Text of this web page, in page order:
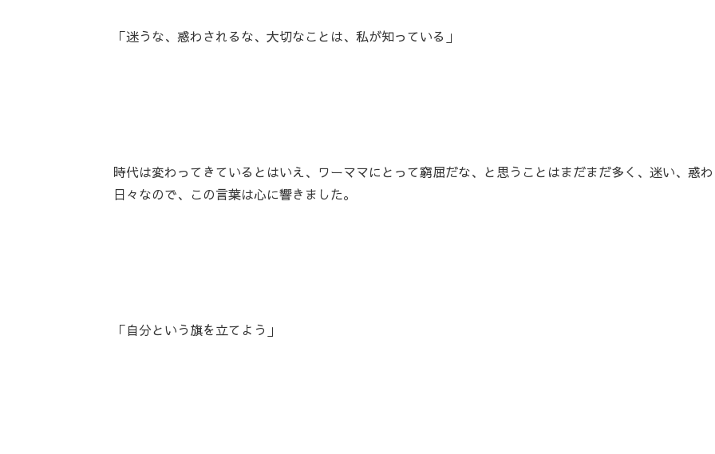
「迷うな、惑わされるな、大切なことは、私が知っている」
時代は変わってきているとはいえ、ワーママにとって窮屈だな、と思うことはまだまだ多く、迷い、惑
日々なので、この言葉は心に響きました。
「自分という旗を立てよう」